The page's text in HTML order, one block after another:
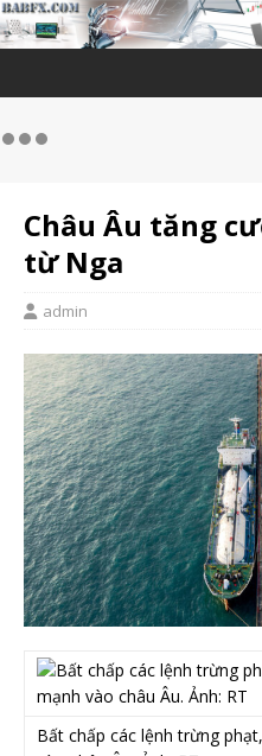
Châu Âu tăng
từ Nga
admin
Bất chấp các lệnh trừng